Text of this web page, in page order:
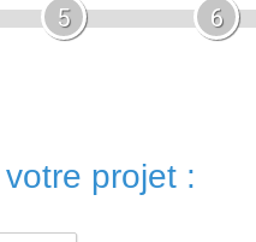
5 6
projet :